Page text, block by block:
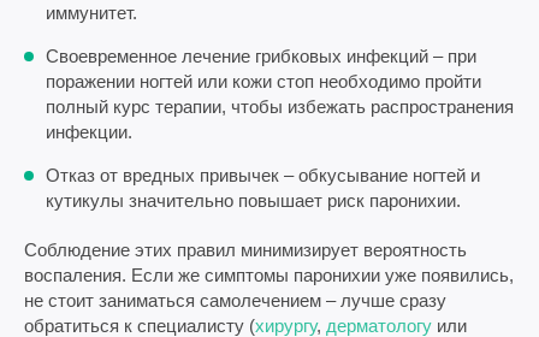
иммунитет.
Своевременное лечение грибковых инфекций – при
поражении ногтей или кожи стоп необходимо пройти
полный курс терапии, чтобы избежать распространения
инфекции.
Отказ от вредных привычек – обкусывание ногтей и
кутикулы значительно повышает риск паронихии.
Соблюдение этих правил минимизирует вероятность
воспаления. Если же симптомы паронихии уже появились,
не стоит заниматься самолечением – лучше сразу
обратиться к специалисту (хирургу, дерматологу или